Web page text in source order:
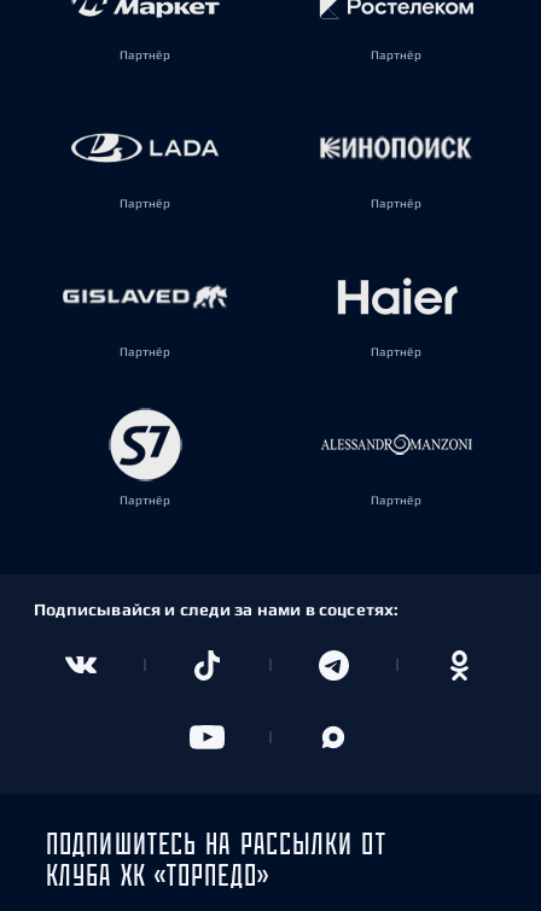
Партнёр Партнёр
Партнёр Партнёр
Партнёр Партнёр
Партнёр Партнёр
Подписывайся и следи за нами в соцсетях:
ПОДПИШИТЕСЬ НА РАССЫЛКИ ОТ
КЛУБА ХК «ТОРПЕДО»